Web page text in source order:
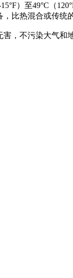
）至49°C（
比热混合或传统
不污染大气和